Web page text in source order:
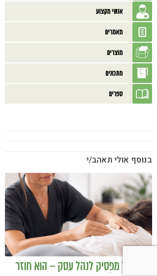
אנשי מקצוע
מאמרים
מוצרים
מתכונים
ספרים
בנוסף אולי תאהב/י
כשמטפל מפסיק לנהל עסק – הוא חוזר